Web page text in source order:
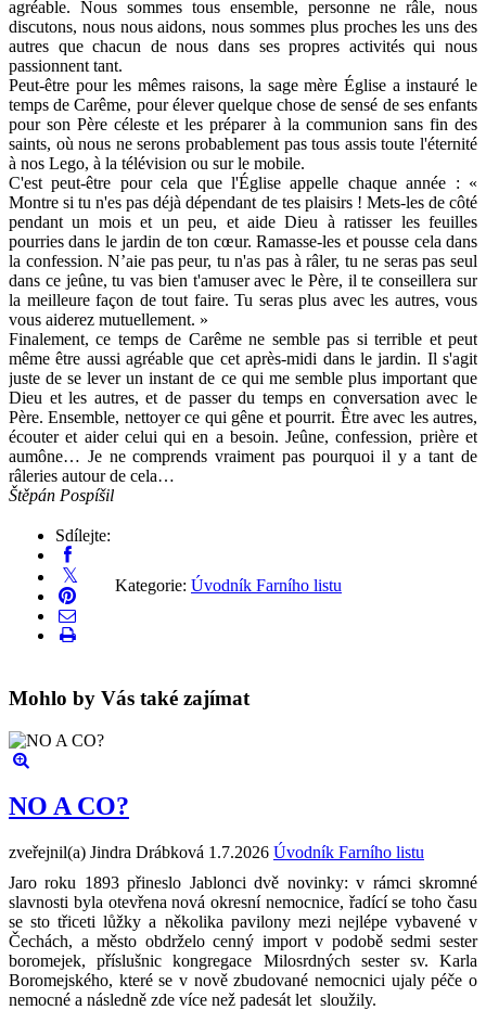
agréable. Nous sommes tous ensemble, personne ne râle, nous
discutons, nous nous aidons, nous sommes plus proches les uns des
autres que chacun de nous dans ses propres activités qui nous
passionnent tant.
Peut-être pour les mêmes raisons, la sage mère Église a instauré le
temps de Carême, pour élever quelque chose de sensé de ses enfants
pour son Père céleste et les préparer à la communion sans fin des
saints, où nous ne serons probablement pas tous assis toute l'éternité
à nos Lego, à la télévision ou sur le mobile.
C'est peut-être pour cela que l'Église appelle chaque année : «
Montre si tu n'es pas déjà dépendant de tes plaisirs ! Mets-les de côté
pendant un mois et un peu, et aide Dieu à ratisser les feuilles
pourries dans le jardin de ton cœur. Ramasse-les et pousse cela dans
la confession. N’aie pas peur, tu n'as pas à râler, tu ne seras pas seul
dans ce jeûne, tu vas bien t'amuser avec le Père, il te conseillera sur
la meilleure façon de tout faire. Tu seras plus avec les autres, vous
vous aiderez mutuellement. »
Finalement, ce temps de Carême ne semble pas si terrible et peut
même être aussi agréable que cet après-midi dans le jardin. Il s'agit
juste de se lever un instant de ce qui me semble plus important que
Dieu et les autres, et de passer du temps en conversation avec le
Père. Ensemble, nettoyer ce qui gêne et pourrit. Être avec les autres,
écouter et aider celui qui en a besoin. Jeûne, confession, prière et
aumône… Je ne comprends vraiment pas pourquoi il y a tant de
râleries autour de cela…
Štěpán Pospíšil
Sdílejte:
Kategorie: Úvodník Farního listu
Mohlo by Vás také zajímat
NO A CO?
zveřejnil(a) Jindra Drábková 1.7.2026 Úvodník Farního listu
Jaro roku 1893 přineslo Jablonci dvě novinky: v rámci skromné
slavnosti byla otevřena nová okresní nemocnice, řadící se toho času
se sto třiceti lůžky a několika pavilony mezi nejlépe vybavené v
Čechách, a město obdrželo cenný import v podobě sedmi sester
boromejek, příslušnic kongregace Milosrdných sester sv. Karla
Boromejského, které se v nově zbudované nemocnici ujaly péče o
nemocné a následně zde více než padesát let sloužily.